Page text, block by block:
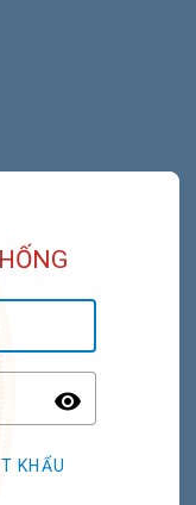
Toggle
KHẨU